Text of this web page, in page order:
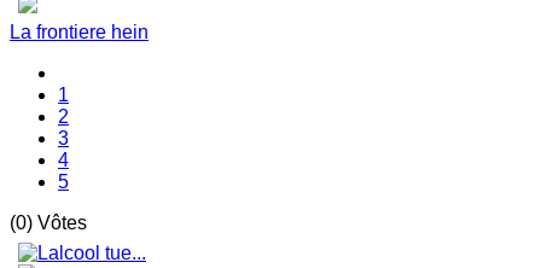
La frontiere hein
1
2
3
4
5
(0) Vôtes